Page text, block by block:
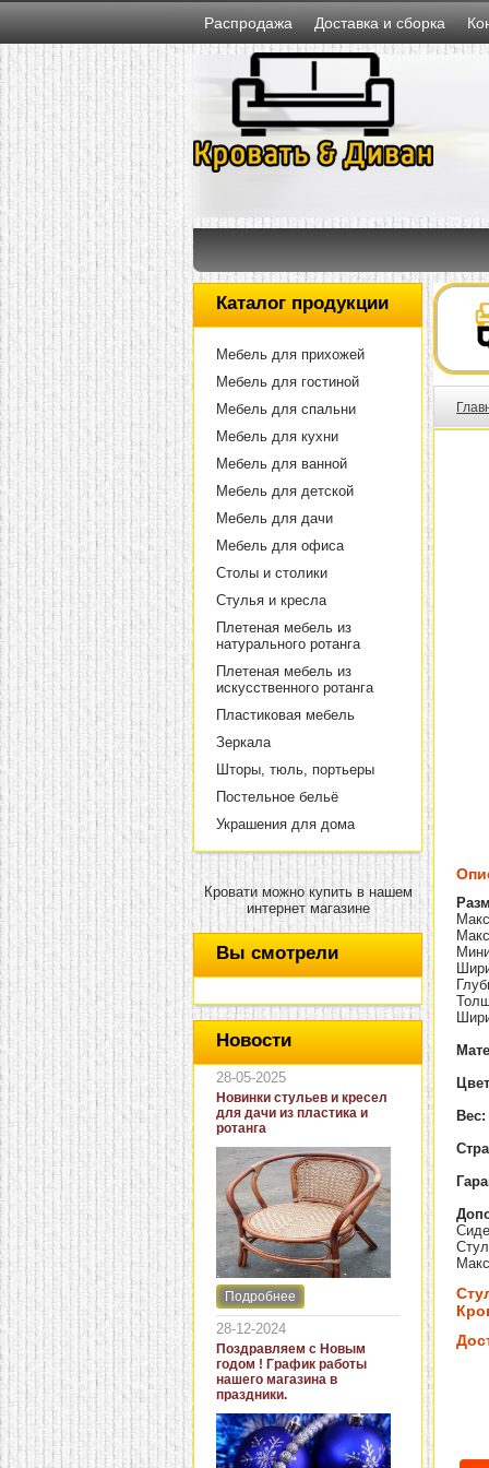
Распродажа Доставка и сборка
Каталог продукции
Мебель для прихожей
Мебель для гостиной
Мебель для спальни
Мебель для кухни
Мебель для ванной
Мебель для детской
Мебель для дачи
Мебель для офиса
Столы и столики
Стулья и кресла
Плетеная мебель из
натурального ротанга
Плетеная мебель из
искусственного ротанга
Пластиковая мебель
Зеркала
Шторы, тюль, портьеры
Постельное бельё
Украшения для дома
Кровати можно купить в нашем
интернет магазине
Вы смотрели
Новости
28-05-2025
Новинки стульев и кресел
для дачи из пластика и
ротанга
Интернет-магазин "Кровать
и диван" представляет
новинки стульев и кресел
для дачи. В ассортименте
представлены как
бюджетные модели из
пластика для дачи, так и
кресла для загородных
домов из натурального и
искусственного ротанга.
Подробнее
28-12-2024
Поздравляем с Новым
годом ! График работы
нашего магазина в
праздники.
Вес: